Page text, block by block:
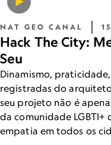
NAT GEO CANAL
Hack The City:
Seu
Dinamismo,
registradas do
seu projeto não é
da comunidade LGBTI+
empatia em todos os